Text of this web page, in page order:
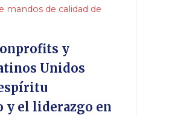
mandos de calidad de
y
Unidos
y el liderazgo en